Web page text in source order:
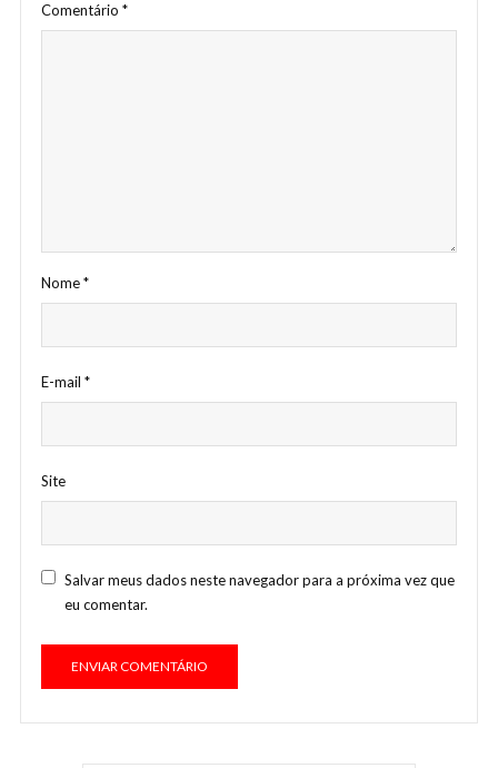
Comentário *
Nome*
E-mail *
Site
Salvar meus dados neste navegador para a próxima vez que
eu comentar.